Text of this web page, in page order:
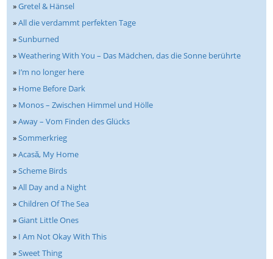
»Gretel & Hänsel
»All die verdammt perfekten Tage
»Sunburned
»Weathering With You – Das Mädchen, das die Sonne berührte
» I’m no longer here
» Home Before Dark
» Monos – Zwischen Himmel und Hölle
»Away – Vom Finden des Glücks
»Sommerkrieg
»Acasă, My Home
»Scheme Birds
»All Day and a Night
»Children Of The Sea
»Giant Little Ones
» I Am Not Okay With This
»Sweet Thing